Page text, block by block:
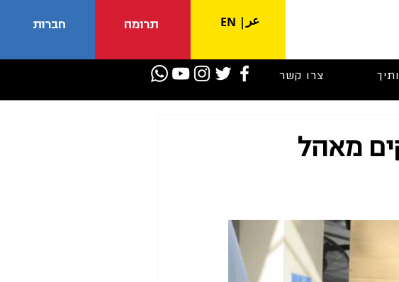
חברות תרומה عر EN
צרו קשר
מאהל